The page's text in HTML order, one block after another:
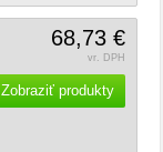
68,73 €
vr. DPH
Zobraziť produkty